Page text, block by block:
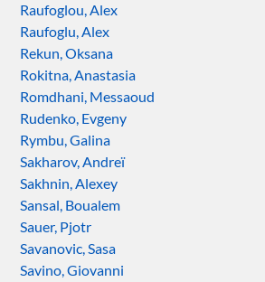
Raufoglou, Alex
Raufoglu, Alex
Rekun, Oksana
Rokitna, Anastasia
Romdhani, Messaoud
Rudenko, Evgeny
Rymbu, Galina
Sakharov, Andreï
Sakhnin, Alexey
Sansal, Boualem
Sauer, Pjotr
Savanovic, Sasa
Savino, Giovanni